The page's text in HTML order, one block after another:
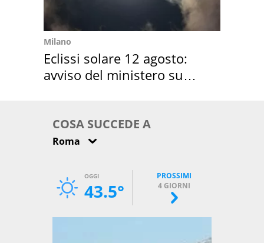
Milano
Eclissi solare 12 agosto:
avviso del ministero su